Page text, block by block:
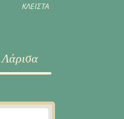
ΚΛΕΙΣΤΑ
Λάρισα